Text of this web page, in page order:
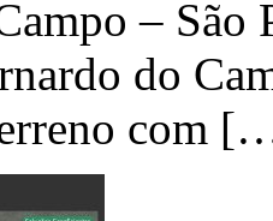
– São
do
com